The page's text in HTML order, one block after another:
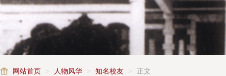
网站首页 > 人物风华 > 知名校友 > 正文